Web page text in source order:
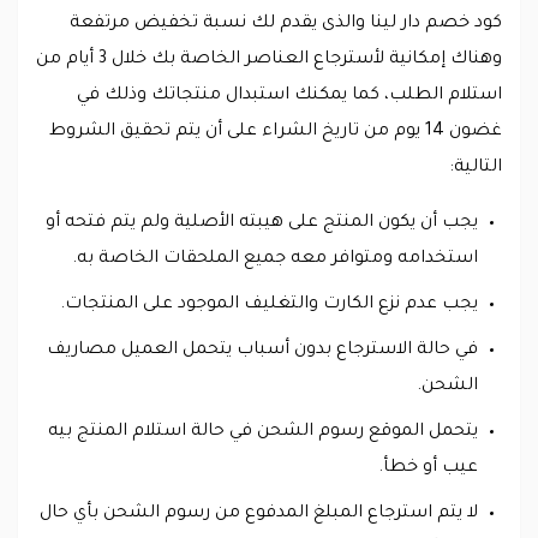
كود خصم دار لينا والذى يقدم لك نسبة تخفيض مرتفعة
وهناك إمكانية لأسترجاع العناصر الخاصة بك خلال 3 أيام من
استلام الطلب، كما يمكنك استبدال منتجاتك وذلك في
غضون 14 يوم من تاريخ الشراء على أن يتم تحقيق الشروط
التالية:
يجب أن يكون المنتج على هيبته الأصلية ولم يتم فتحه أو
استخدامه ومتوافر معه جميع الملحقات الخاصة به.
يجب عدم نزع الكارت والتغليف الموجود على المنتجات.
في حالة الاسترجاع بدون أسباب يتحمل العميل مصاريف
الشحن.
يتحمل الموقع رسوم الشحن في حالة استلام المنتج بيه
عيب أو خطأ.
لا يتم استرجاع المبلغ المدفوع من رسوم الشحن بأي حال